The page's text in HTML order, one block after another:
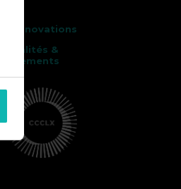
Les innovations
Actualités &
événements